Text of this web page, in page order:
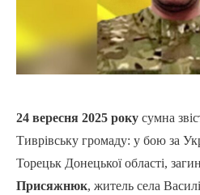
24 вересня 2025 року сумна
Тиврівську громаду: у бою за
Торецьк Донецької області,
Присяжнюк, житель села